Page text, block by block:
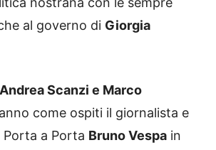
al governo di Giorgia
Scanzi e Marco
come ospiti il giornalista e
a Porta Bruno Vespa in